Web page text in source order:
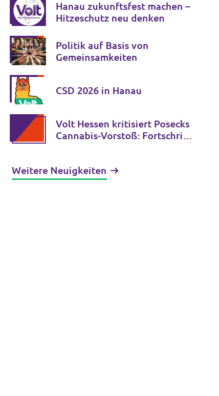
Hanau zukunftsfest machen –
Hitzeschutz neu denken
Politik auf Basis von
Gemeinsamkeiten
CSD 2026 in Hanau
Volt Hessen kritisiert Posecks
Cannabis-Vorstoß: Fortschritt
Weitere Neuigkeiten